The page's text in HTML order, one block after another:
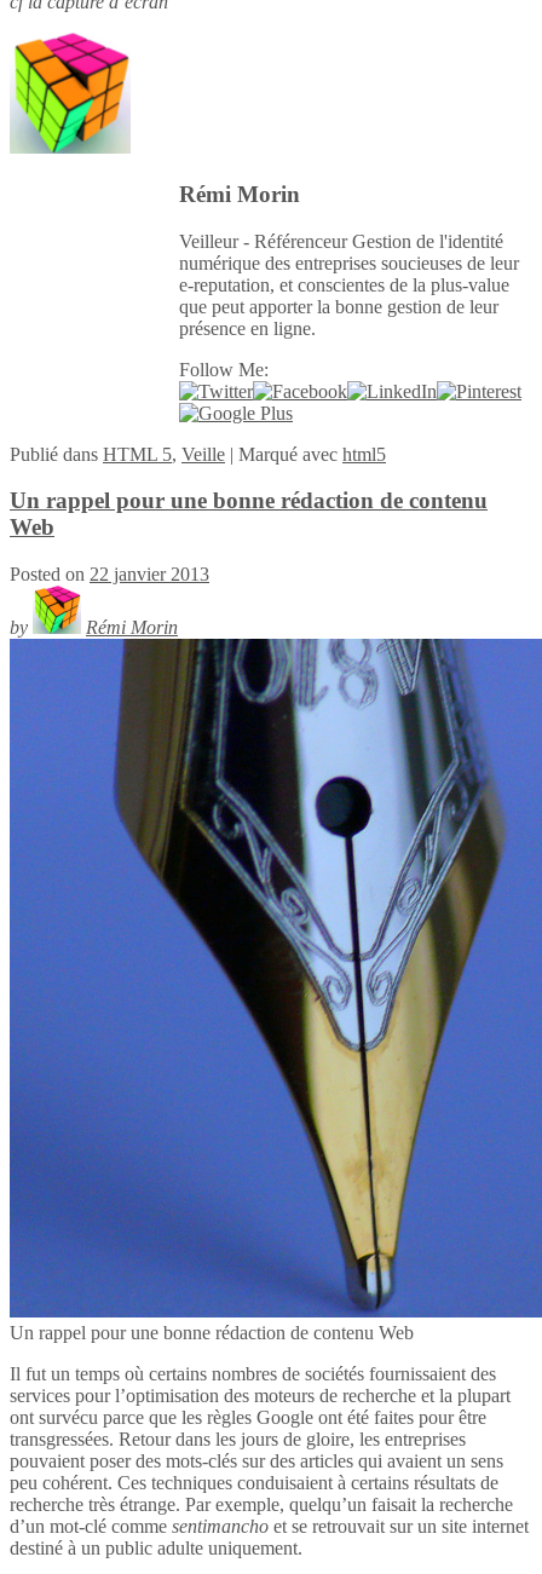
Rémi Morin
Veilleur - Référenceur Gestion de l'identité
numérique des entreprises soucieuses de leur
e-reputation, et conscientes de la plus-value
que peut apporter la bonne gestion de leur
présence en ligne.
Follow Me:
Publié dans HTML 5, Veille | Marqué avec html5
Un rappel pour une bonne rédaction de contenu
Web
Posted on 22 janvier 2013
by Rémi Morin
Un rappel pour une bonne rédaction de contenu Web
Il fut un temps où certains nombres de sociétés fournissaient des
services pour l’optimisation des moteurs de recherche et la plupart
ont survécu parce que les règles Google ont été faites pour être
transgressées. Retour dans les jours de gloire, les entreprises
pouvaient poser des mots-clés sur des articles qui avaient un sens
peu cohérent. Ces techniques conduisaient à certains résultats de
recherche très étrange. Par exemple, quelqu’un faisait la recherche
d’un mot-clé comme sentimancho et se retrouvait sur un site internet
destiné à un public adulte uniquement.